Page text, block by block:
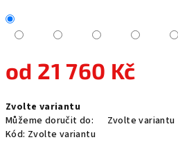
od 21 760 Kč
cena:
Zvolte variantu
Můžeme doručit do:
Zvolte variantu
Kód: Zvolte variantu